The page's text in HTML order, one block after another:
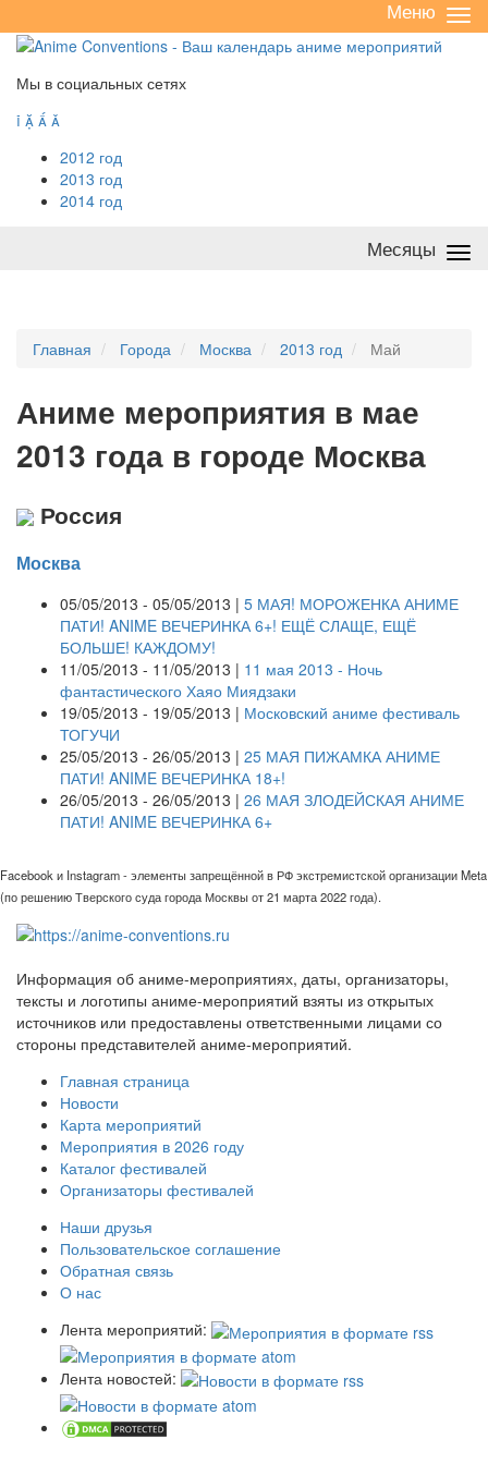
/
Меню
Мы в социальных сетях
   
2012 год
2013 год
2014 год
Месяцы
Главная Города Москва 2013 год Май
Аниме мероприятия в мае
2013 года в городе Москва
Россия
Москва
05/05/2013 - 05/05/2013 | 5 МАЯ! МОРОЖЕНКА АНИМЕ
ПАТИ! ANIME ВЕЧЕРИНКА 6+! ЕЩЁ СЛАЩЕ, ЕЩЁ
БОЛЬШЕ! КАЖДОМУ!
11/05/2013 - 11/05/2013 | 11 мая 2013 - Ночь
фантастического Хаяо Миядзаки
19/05/2013 - 19/05/2013 | Московский аниме фестиваль
ТОГУЧИ
25/05/2013 - 26/05/2013 | 25 МАЯ ПИЖАМКА АНИМЕ
ПАТИ! ANIME ВЕЧЕРИНКА 18+!
26/05/2013 - 26/05/2013 | 26 МАЯ ЗЛОДЕЙСКАЯ АНИМЕ
ПАТИ! ANIME ВЕЧЕРИНКА 6+
Facebook и Instagram - элементы запрещённой в РФ экстремистской организации Meta
(по решению Тверского суда города Москвы от 21 марта 2022 года).
Информация об аниме-мероприятиях, даты, организаторы,
тексты и логотипы аниме-мероприятий взяты из открытых
источников или предоставлены ответственными лицами со
стороны представителей аниме-мероприятий.
Главная страница
Новости
Карта мероприятий
Мероприятия в 2026 году
Каталог фестивалей
Организаторы фестивалей
Наши друзья
Пользовательское соглашение
Обратная связь
О нас
Лента мероприятий:
Лента новостей: